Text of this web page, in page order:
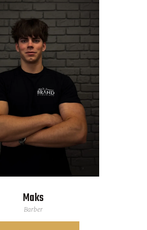
Maks
Barber